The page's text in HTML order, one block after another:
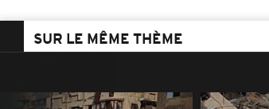
SUR LE MÊME THÈME